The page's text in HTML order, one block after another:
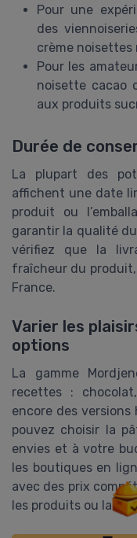
Pour une
des
crème noisettes
Pour les
noisette cacao
aux produits
Durée de
La plupart des
affichent une date
produit ou
garantir la qualité
vérifiez que la
fraîcheur du
France.
Varier les
options
La gamme
recettes :
encore des versions
pouvez choisir la
envies et à votre
les boutiques en
avec des prix
les produits ou la